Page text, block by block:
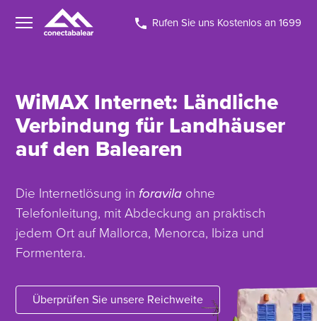
Rufen Sie uns Kostenlos an 1699
WiMAX Internet: Ländliche
Verbindung für Landhäuser
auf den Balearen
Die Internetlösung in foravila ohne
Telefonleitung, mit Abdeckung an praktisch
jedem Ort auf Mallorca, Menorca, Ibiza und
Formentera.
Überprüfen Sie unsere Reichweite